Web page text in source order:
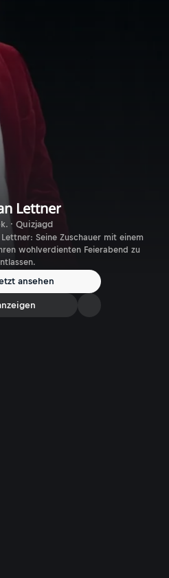
Lettner
· Quizjagd
Seine Zuschauer mit einem
wohlverdienten Feierabend zu
ansehen